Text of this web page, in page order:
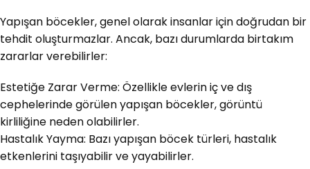
Yapışan böcekler, genel olarak insanlar için doğrudan bir
tehdit oluşturmazlar. Ancak, bazı durumlarda birtakım
zararlar verebilirler:
Estetiğe Zarar Verme: Özellikle evlerin iç ve dış
cephelerinde görülen yapışan böcekler, görüntü
kirliliğine neden olabilirler.
Hastalık Yayma: Bazı yapışan böcek türleri, hastalık
etkenlerini taşıyabilir ve yayabilirler.